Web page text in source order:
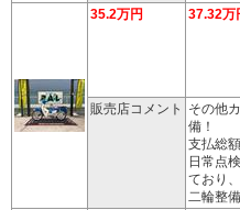
35.2万円
37.32万
販売店コメント
その他
備！
支払総
日常点
ており
二輪整